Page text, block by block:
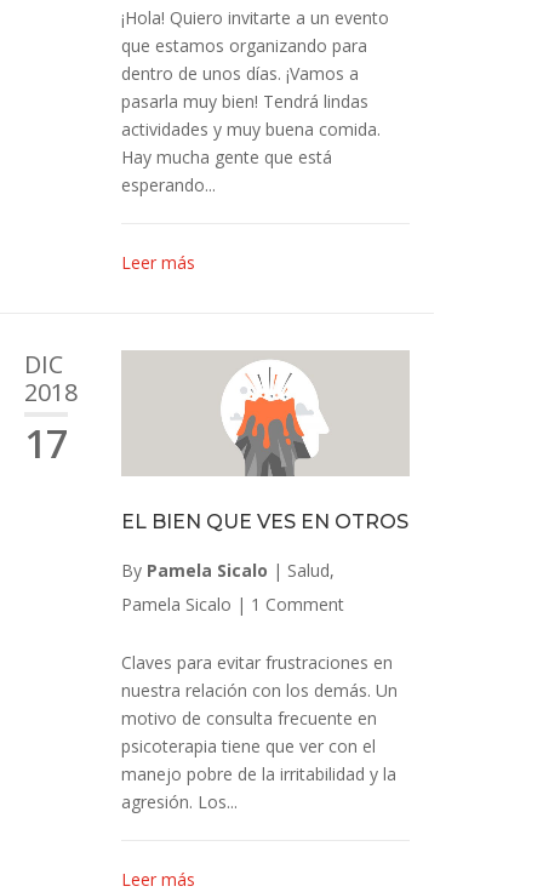
¡Hola! Quiero invitarte a un evento
que estamos organizando para
dentro de unos días. ¡Vamos a
pasarla muy bien! Tendrá lindas
actividades y muy buena comida.
Hay mucha gente que está
esperando...
Leer más
DIC
2018
17
EL BIEN QUE VES EN OTROS
By Pamela Sicalo | Salud,
Pamela Sicalo | 1 Comment
Claves para evitar frustraciones en
nuestra relación con los demás. Un
motivo de consulta frecuente en
psicoterapia tiene que ver con el
manejo pobre de la irritabilidad y la
agresión. Los...
Leer más